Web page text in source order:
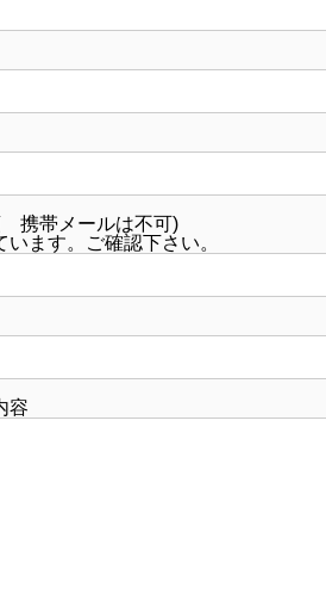
携帯メールは不可)
ます。ご確認下さい。
容